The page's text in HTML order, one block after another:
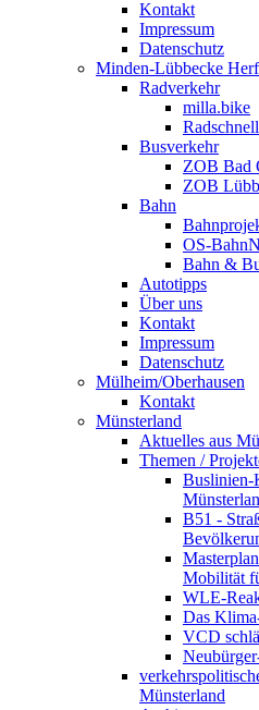
Kontakt
Impressum
Datenschutz
Minden-Lübbecke
Radverkehr
milla.bike
Busverkehr
ZOB Bad
ZOB
Bahn
OS-
Bahn &
Autotipps
Über uns
Kontakt
Impressum
Datenschutz
Mülheim/Oberhausen
Kontakt
Münsterland
Aktuelles aus
Themen /
Buslinien-
B51 -
Mobilität
WLE-
Das
VCD
Münsterland